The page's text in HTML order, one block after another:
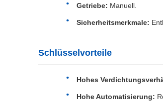
Getriebe: Manuell.
Sicherheitsmerkmale:
Schlüsselvorteile
Hohes
Hohe Automatisierung: